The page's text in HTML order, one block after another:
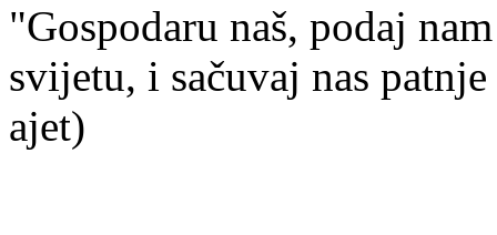
"Gospodaru naš, podaj
svijetu, i sačuvaj nas
ajet)